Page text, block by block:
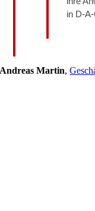
in D-
Andreas Martin,